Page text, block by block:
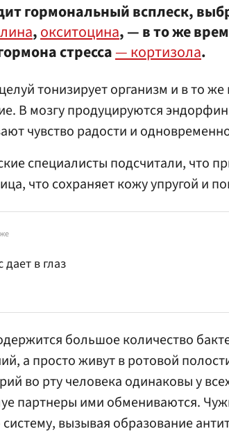
гормональный всплеск,
,окситоцина, — в то же
стресса— кортизола.
тонизирует организм и в то
В мозгу продуцируются
чувство радости и
специалисты подсчитали, что
что сохраняет кожу упругой и
дает в глаз
большое количество
а просто живут в ротовой
во рту человека одинаковы у
партнеры ими обмениваются.
вызывая образование